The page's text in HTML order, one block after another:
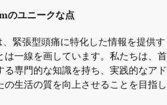
ユニークな点
、緊張型頭痛に特化した情報を提供す
は一線を画しています。私たちは、首
る専門的な知識を持ち、実践的なアド
の生活の質を向上させることを目指し